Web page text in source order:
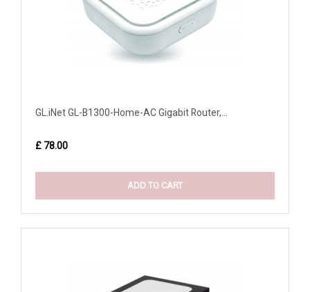
GL.iNet GL-B1300-Home-AC Gigabit Router,...
£ 78.00
ADD TO CART